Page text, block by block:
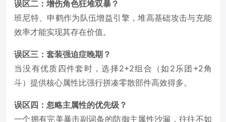
误区二：增伤角色狂堆双暴？
班尼特、申鹤作为队伍增益引擎，堆高基础攻击与充能
效率才能实现其存在价值。
误区三：套装强迫症晚期？
当没有优质四件套时，选择2+2组合（如2乐团+2角
斗）提供核心属性比强行拼凑零散部件高效得多。
误区四：忽略主属性的优先级？
一个拥有完美暴击副词条的防御主属性沙漏，往往不如